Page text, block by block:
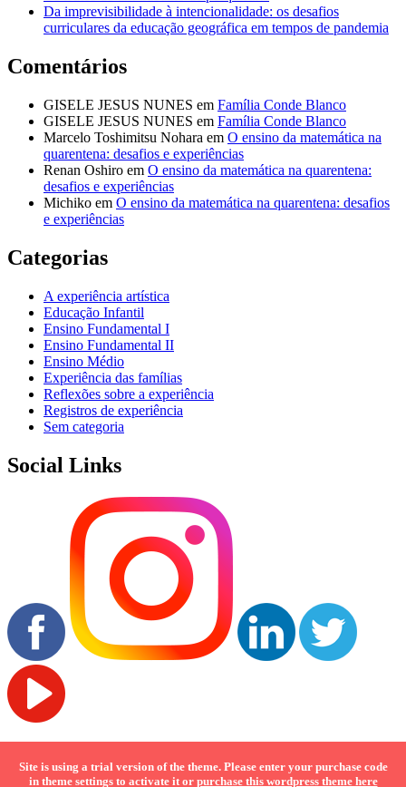
Da imprevisibilidade à intencionalidade: os desafios
curriculares da educação geográfica em tempos de pandemia
Comentários
GISELE JESUS NUNES em Família Conde Blanco
GISELE JESUS NUNES em Família Conde Blanco
Marcelo Toshimitsu Nohara em O ensino da matemática na
quarentena: desafios e experiências
Renan Oshiro em O ensino da matemática na quarentena:
desafios e experiências
Michiko em O ensino da matemática na quarentena: desafios
e experiências
Categorias
A experiência artística
Educação Infantil
Ensino Fundamental I
Ensino Fundamental II
Ensino Médio
Experiência das famílias
Reflexões sobre a experiência
Registros de experiência
Sem categoria
Social Links
Site is using a trial version of the theme. Please enter your purchase code
in theme settings to activate it or purchase this wordpress theme here